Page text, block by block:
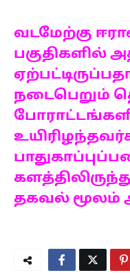
வடமேற்கு
பகுதிகளில்
நடைபெறும்
தகவல் மூலம்